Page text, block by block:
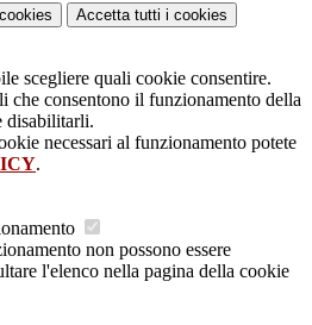
Accetta tutti i cookies
scegliere quali cookie consentire.
che consentono il funzionamento della
disabilitarli.
necessari al funzionamento potete
.
non possono essere
l'elenco nella pagina della cookie